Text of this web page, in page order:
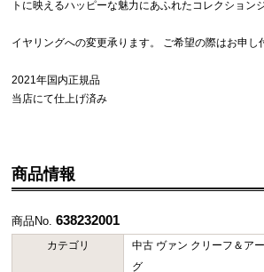
トに映えるハッピーな魅力にあふれたコレクション
イヤリングへの変更承ります。 ご希望の際はお申し
2021年国内正規品
当店にて仕上げ済み
商品情報
商品No.638232001
カテゴリ
中古 ヴァン クリーフ＆ア
グ